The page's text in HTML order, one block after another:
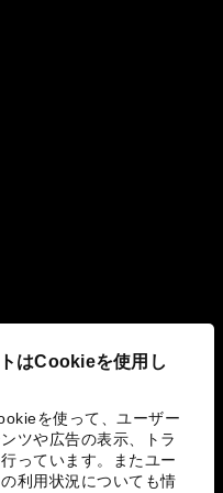
はCookieを使用し
を使って、ユーザー
ツや広告の表示、トラ
っています。またユー
利用状況についても情